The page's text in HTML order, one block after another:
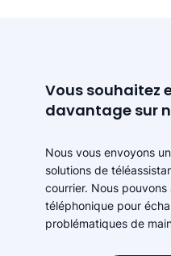
Vous souhaitez
davantage sur
Nous vous envoyons
solutions de
courrier. Nous pouvons
téléphonique pour
problématiques de